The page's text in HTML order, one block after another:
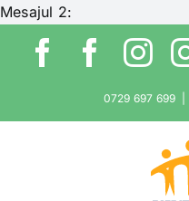
Mesajul 2:
content
Facebook
0729 697 699